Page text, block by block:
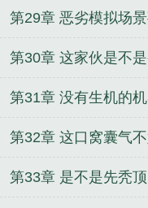
第29章 恶劣模拟场
第30章 这家伙是不
第31章 没有生机的
第32章 这口窝囊气
第33章 是不是先秃顶